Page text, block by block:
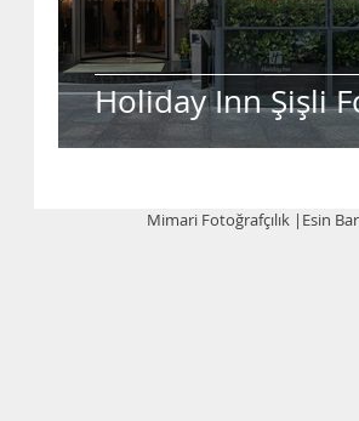
Holiday Inn Şişli
Mimari Fotoğrafçılık |Esin